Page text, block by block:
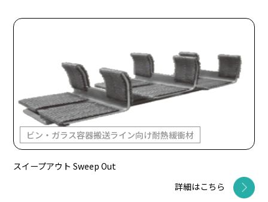
ビン・ガラス容器搬送ライン向け耐熱緩衝材
スイープアウト Sweep Out
詳細はこちら